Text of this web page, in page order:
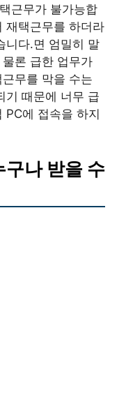
근무가 불가능합
재택근무를 하더라
니다.면 엄밀히 말
론 급한 업무가
무를 막을 수는
기 때문에 너무 급
PC에 접속을 하지
나 받을 수